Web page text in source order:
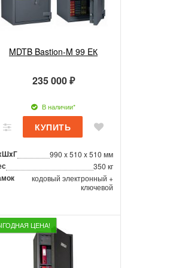
MDTB Bastion-M 99 EК
235 000 ₽
В наличии*
990 x 510 x 510 мм
350 кг
кодовый электронный +
ключевой
ЦЕНА!